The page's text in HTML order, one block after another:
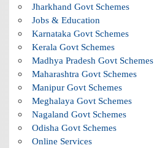
Jharkhand Govt Schemes
Jobs & Education
Karnataka Govt Schemes
Kerala Govt Schemes
Madhya Pradesh Govt Schemes
Maharashtra Govt Schemes
Manipur Govt Schemes
Meghalaya Govt Schemes
Nagaland Govt Schemes
Odisha Govt Schemes
Online Services